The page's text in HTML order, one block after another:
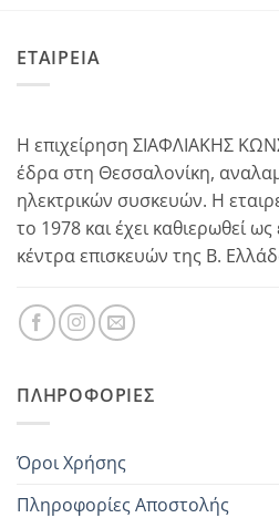
ΕΤΑΙΡΕΙΑ
Η επιχείρηση ΣΙΑΦΛΙΑΚΗΣ
έδρα στη Θεσσαλονίκη,
ηλεκτρικών συσκευών. Η
το 1978 και έχει καθιερωθεί
κέντρα επισκευών της Β.
ΠΛΗΡΟΦΟΡΊΕΣ
Όροι Χρήσης
Πληροφορίες Αποστολής